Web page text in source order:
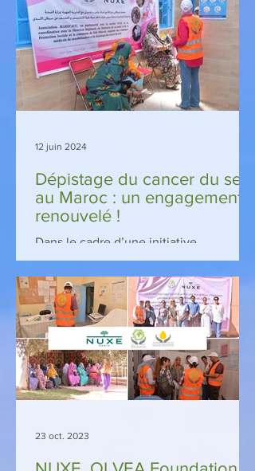
Dépistage du cancer du sein
au Maroc : un engagement
renouvelé !
Dans le cadre d’une initiative
philanthropique d’envergure , OLVEA
Foundation , à travers son association
MarocaVie , et Nuxe , ont...
12 juin 2024
23 oct. 2023